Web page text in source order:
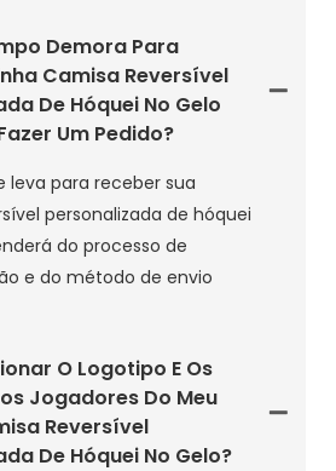
Demora Para
Camisa Reversível
De Hóquei No Gelo
Um Pedido?
leva para receber sua
personalizada de hóquei
do processo de
e do método de envio
O Logotipo E Os
Jogadores Do Meu
Reversível
De Hóquei No Gelo?